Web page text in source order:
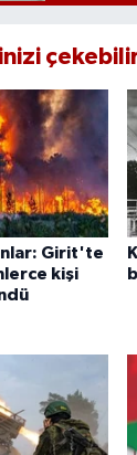
Girit'te
kişi